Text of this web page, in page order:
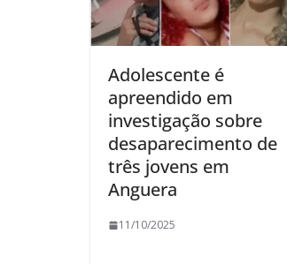
Adolescente é
apreendido em
investigação sobre
desaparecimento de
três jovens em
Anguera
11/10/2025